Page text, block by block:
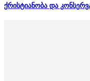
ქრისტიანობა და